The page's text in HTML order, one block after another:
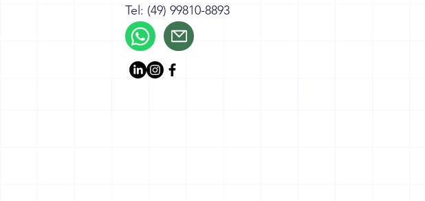
Tel: (49) 99810-8893